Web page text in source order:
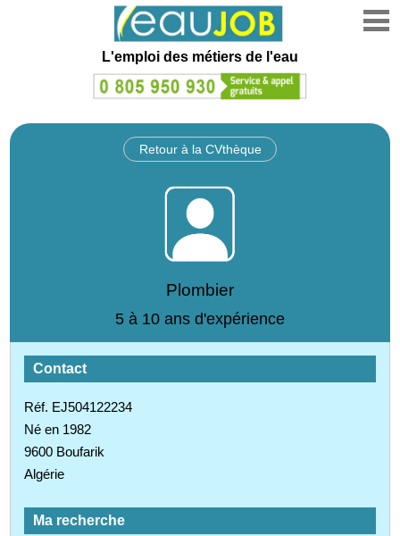
L'emploi des métiers de l'eau
Retour à la CVthèque
Plombier
5 à 10 ans d'expérience
Contact
Réf. EJ504122234
Né en 1982
9600 Boufarik
Algérie
Ma recherche